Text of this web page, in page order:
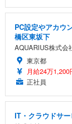
PC設定やアカウ
橋区東坂下
AQUARIUS株式会
東京都
月給24万
正社員
IT・クラウドサ